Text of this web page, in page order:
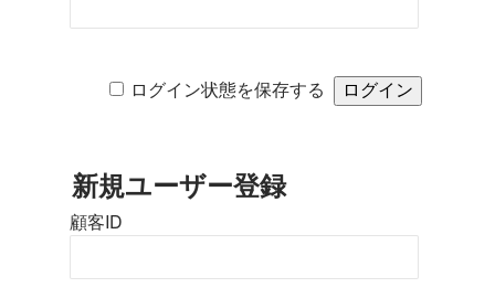
ログイン状態を保存する
新規ユーザー登録
顧客ID